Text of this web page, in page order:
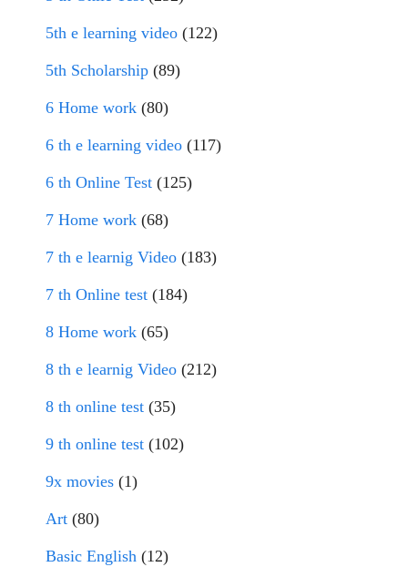
5th e learning video (122)
5th Scholarship (89)
6 Home work (80)
6 th e learning video (117)
6 th Online Test (125)
7 Home work (68)
7 th e learnig Video (183)
7 th Online test (184)
8 Home work (65)
8 th e learnig Video (212)
8 th online test (35)
9 th online test (102)
9x movies (1)
Art (80)
Basic English (12)